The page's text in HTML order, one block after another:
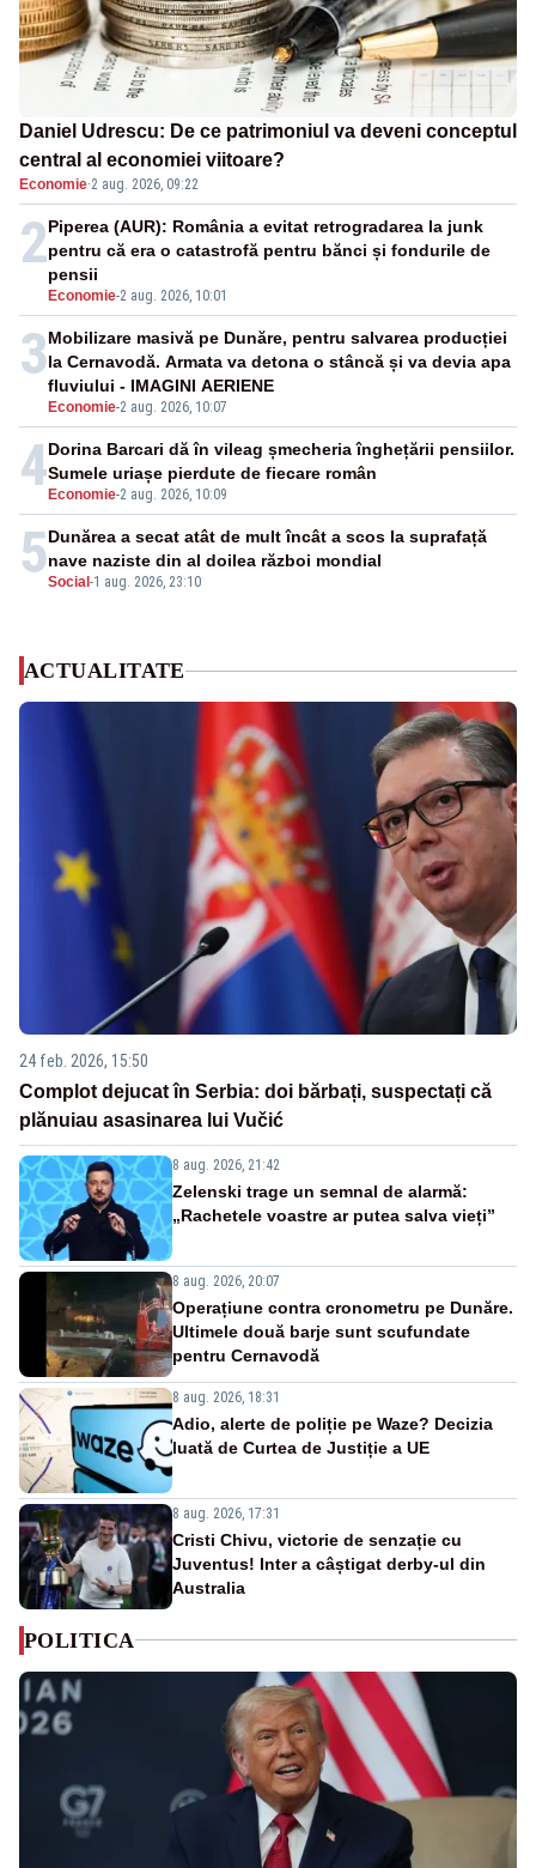
Daniel Udrescu: De ce patrimoniul va deveni conceptul
central al economiei viitoare?
Economie·2 aug. 2026, 09:22
2
Economie-2 aug. 2026, 10:01
Piperea (AUR): România a evitat retrogradarea la junk
pentru că era o catastrofă pentru bănci și fondurile de
pensii
3
Economie-2 aug. 2026, 10:07
Mobilizare masivă pe Dunăre, pentru salvarea producției
la Cernavodă. Armata va detona o stâncă și va devia apa
fluviului - IMAGINI AERIENE
4 Economie-2 aug. 2026, 10:09
Dorina Barcari dă în vileag șmecheria înghețării pensiilor.
Sumele uriașe pierdute de fiecare român
5Social -1 aug. 2026, 23:10
Dunărea a secat atât de mult încât a scos la suprafață
nave naziste din al doilea război mondial
ACTUALITATE
24 feb. 2026, 15:50
Complot dejucat în Serbia: doi bărbați, suspectați că
plănuiau asasinarea lui Vučić
8 aug. 2026, 21:42
Zelenski trage un semnal de alarmă:
„Rachetele voastre ar putea salva vieți”
8 aug. 2026, 20:07
Operațiune contra cronometru pe Dunăre.
Ultimele două barje sunt scufundate
pentru Cernavodă
8 aug. 2026, 18:31
Adio, alerte de poliție pe Waze? Decizia
luată de Curtea de Justiție a UE
8 aug. 2026, 17:31
Cristi Chivu, victorie de senzație cu
Juventus! Inter a câștigat derby-ul din
Australia
POLITICA